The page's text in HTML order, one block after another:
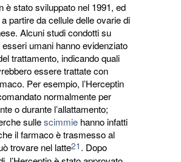
è stato sviluppato nel 1991, ed
partire da cellule delle ovarie di
Alcuni studi condotti su
umani hanno evidenziato
trattamento, indicando quali
essere trattate con
Per esempio, l’Herceptin
normalmente per
o durante l’allattamento;
sullescimmie hanno infatti
il farmaco è trasmesso al
trovare nel latte21 . Dopo